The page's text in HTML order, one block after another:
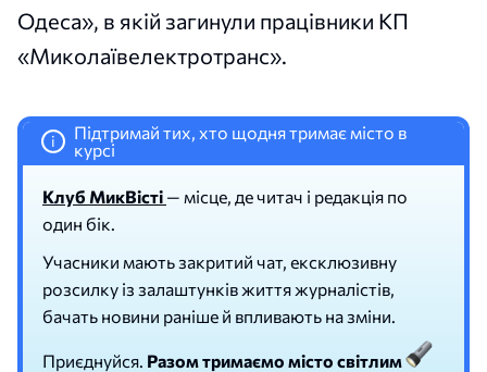
Одеса», в якій загинули працівники КП
«Миколаївелектротранс».
i
Підтримай тих, хто щодня тримає місто в
курсі
Клуб МикВісті — місце, де читач і редакція по
один бік.
Учасники мають закритий чат, ексклюзивну
розсилку із залаштунків життя журналістів,
бачать новини раніше й впливають на зміни.
Приєднуйся. Разом тримаємо місто світлим